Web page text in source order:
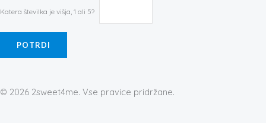
Katera številka je višja, 1 ali 5?
© 2026 2sweet4me. Vse pravice pridržane.